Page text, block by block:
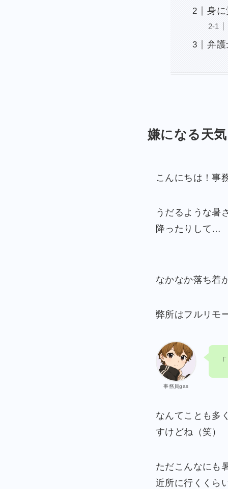
身
弁
嫌になる天
こんにちは！事
うだるような暑
降ったりして…
なかなか落ち着
弊所はフルリモ
事務員gas
なんてことも多
すけどね（笑）
ただこんなにも
近所に行くくら